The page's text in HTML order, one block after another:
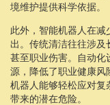
境维护提供科学依据。
此外，智能机器人在
出。传统清洁往往涉
甚至职业伤害。自动化
源，降低了职业健康风
机器人能够轻松应对复
带来的潜在危险。